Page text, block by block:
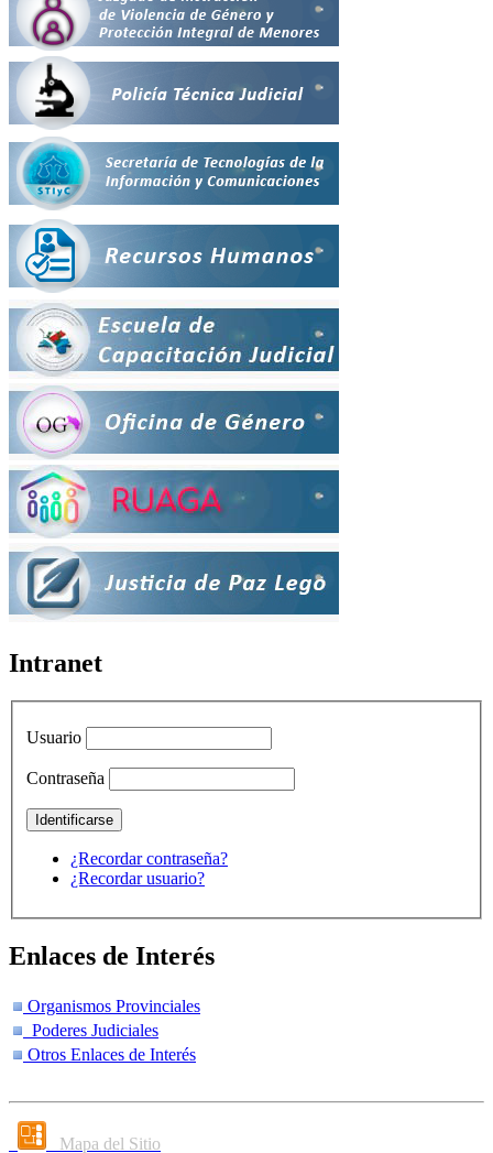
Intranet
Usuario
Contraseña
¿Recordar contraseña?
¿Recordar usuario?
Enlaces de Interés
Organismos Provinciales
Poderes Judiciales
Otros Enlaces de Interés
Mapa del Sitio